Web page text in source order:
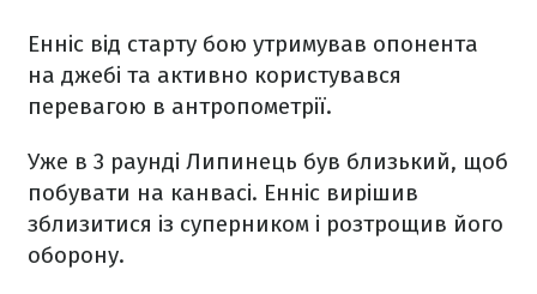
Енніс від старту бою утримував опонента
на джебі та активно користувався
перевагою в антропометрії.
Уже в 3 раунді Липинець був близький, щоб
побувати на канвасі. Енніс вирішив
зблизитися із суперником і розтрощив його
оборону.